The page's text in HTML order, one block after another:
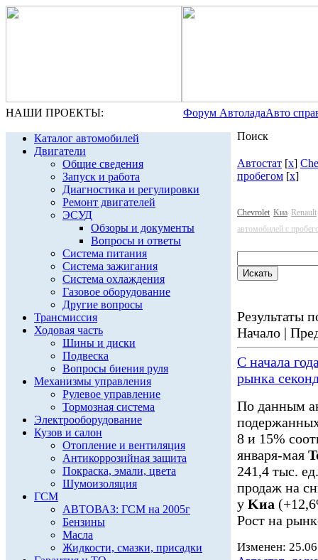
НАШИ ПРОЕКТЫ: Форум АвтоладаАвто
Каталог автомобилей
Двигатели
Общие сведения
Запуск и работа
Диагностика и регулировки
Ремонт двигателей
ЭСУД
Обзоры и документы
Вопросы и ответы
Система питания
Система зажигания
Система охлаждения
Газовое оборудование
Другие вопросы
Трансмиссия
Ходовая часть
Шины и диски
Подвеска
Вопросы биения руля
Механизмы управления
Рулевое управление
Тормозная система
Электрооборудование
Кузов и салон
Отопление и вентиляция
Антикоррозийная защита
Покраска, эмали, цвета
Шумоизоляция
ГСМ
АВТОВАЗ: ГСМ на 2005г
Бензины
Масла
Жидкости, смазки, присадки
Поиск
Автостат [x]
пробегом [x]
Chevrolet Kиа Renault
автомобилей с
Результаты
Начало |
С начала
рынка
По данным
8 и 15%
января-мая
241,4 тыс.
продаж на
у Kиа
Рост на
Изменен: